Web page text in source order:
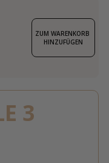
ZUM WARENKORB
HINZUFÜGEN
3